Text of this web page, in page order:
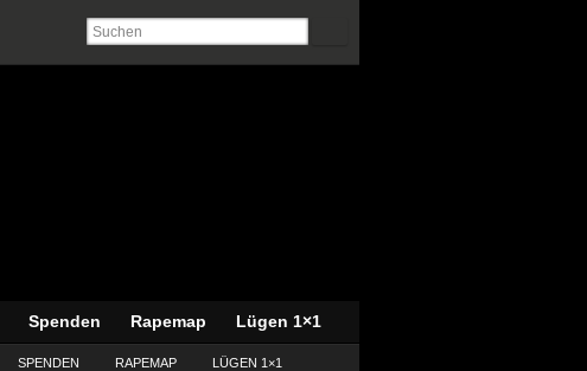
Spenden Rapemap Lügen 1×1
SPENDEN RAPEMAP LÜGEN 1×1